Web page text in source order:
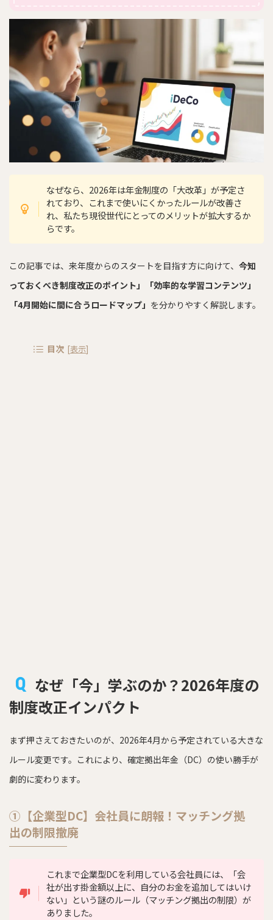
なぜなら、2026年は年金制度の「大改革」が予定さ
れており、これまで使いにくかったルールが改善さ
れ、私たち現役世代にとってのメリットが拡大するか
らです。
この記事では、来年度からのスタートを目指す方に向けて、 今知
っておくべき制度改正のポイント」「効率的な学習コンテンツ」
「4月開始に間に合うロードマップ」 を分かりやすく解説します。
目次 [表示]
なぜ「今」学ぶのか？2026年度の
制度改正インパクト
まず押さえておきたいのが、2026年4月から予定されている大きな
ルール変更です。これにより、確定拠出年金（DC）の使い勝手が
劇的に変わります。
①【企業型DC】会社員に朗報！マッチング拠
出の制限撤廃
これまで企業型DCを利用している会社員には、「会
社が出す掛金額以上に、自分のお金を追加してはいけ
ない」という謎のルール（マッチング拠出の制限）が
ありました。